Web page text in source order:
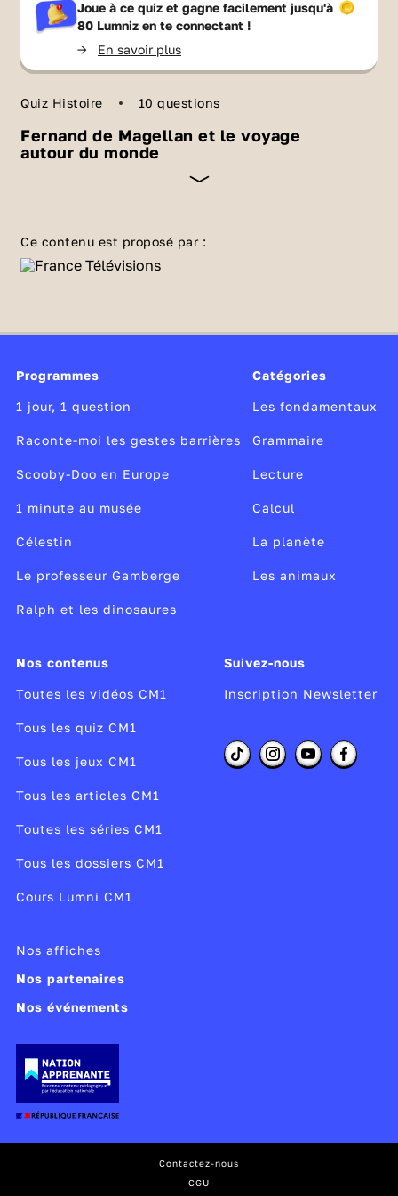
Joue à ce quiz et gagne facilement jusqu'à
80 Lumniz en te connectant !
-> En savoir plus
Quiz Histoire 10 questions
Fernand de Magellan et le voyage
autour du monde
la tête d’une flotte de cinq navires et de plus
de 200 hommes. Son objectif : rallier les « îles
américain. Comment s'est déroulé ce grand
quiz !
Ce contenu est proposé par :
Programmes
1 jour, 1 question
Raconte-moi les gestes barrières
Scooby-Doo en Europe
1 minute au musée
Célestin
Le professeur Gamberge
Ralph et les dinosaures
Catégories
Les fondamentaux
Grammaire
Lecture
Calcul
La planète
Les animaux
Nos contenus
Toutes les vidéos CM1
Tous les quiz CM1
Tous les jeux CM1
Tous les articles CM1
Toutes les séries CM1
Tous les dossiers CM1
Cours Lumni CM1
Suivez-nous
Inscription Newsletter
Nos affiches
Nos partenaires
Nos événements
Contactez-nous
CGU